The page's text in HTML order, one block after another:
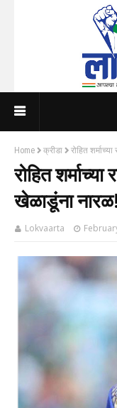
Home क्रीडा रोहित
रोहित
खेळाडूंना नारळ!
Lokvaarta